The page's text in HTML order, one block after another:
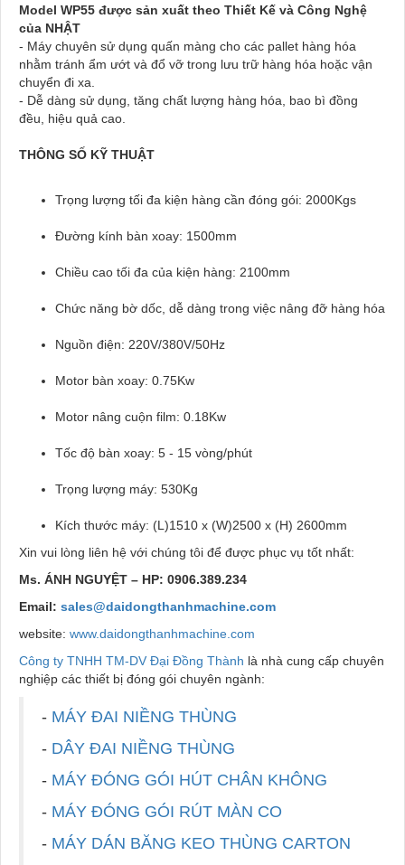
Model WP55 được sản xuất theo Thiết Kế và Công Nghệ
của NHẬT
- Máy chuyên sử dụng quấn màng cho các pallet hàng hóa
nhằm tránh ẩm ướt và đổ vỡ trong lưu trữ hàng hóa hoặc vận
chuyển đi xa.
- Dễ dàng sử dụng, tăng chất lượng hàng hóa, bao bì đồng
đều, hiệu quả cao.
THÔNG SỐ KỸ THUẬT
Trọng lượng tối đa kiện hàng cần đóng gói: 2000Kgs
Đường kính bàn xoay: 1500mm
Chiều cao tối đa của kiện hàng: 2100mm
Chức năng bờ dốc, dễ dàng trong việc nâng đỡ hàng hóa
Nguồn điện: 220V/380V/50Hz
Motor bàn xoay: 0.75Kw
Motor nâng cuộn film: 0.18Kw
Tốc độ bàn xoay: 5 - 15 vòng/phút
Trọng lượng máy: 530Kg
Kích thước máy: (L)1510 x (W)2500 x (H) 2600mm
Xin vui lòng liên hệ với chúng tôi để được phục vụ tốt nhất:
Ms. ÁNH NGUYỆT – HP: 0906.389.234
Email: sales@daidongthanhmachine.com
website: www.daidongthanhmachine.com
Công ty TNHH TM-DV Đại Đồng Thành là nhà cung cấp chuyên
nghiệp các thiết bị đóng gói chuyên ngành:
- MÁY ĐAI NIỀNG THÙNG
- DÂY ĐAI NIỀNG THÙNG
- MÁY ĐÓNG GÓI HÚT CHÂN KHÔNG
- MÁY ĐÓNG GÓI RÚT MÀN CO
- MÁY DÁN BĂNG KEO THÙNG CARTON